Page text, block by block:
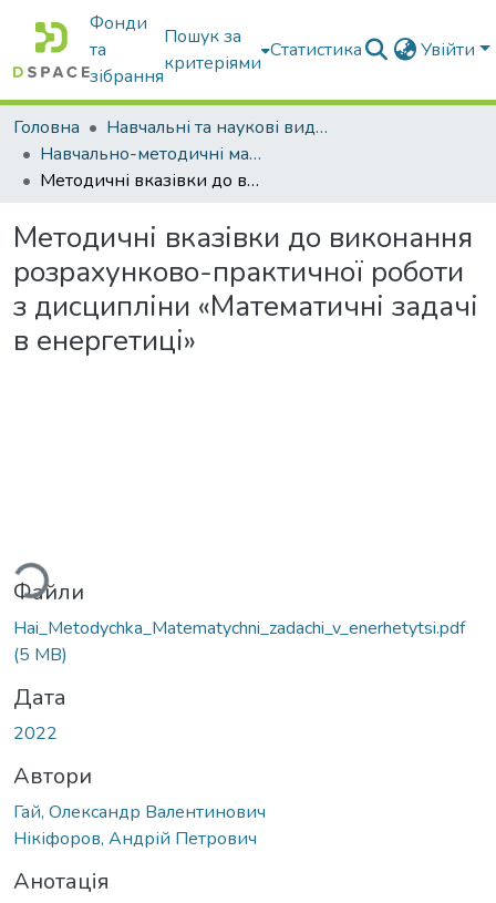
Фонди
та
зібрання
Пошук за
критеріями
Статистика Увійти
Головна
Навчальні та наукові видання
Навчально-методичні матеріали
Методичні вказівки до виконання розрахунково-практичної роботи з дисципліни «Математичні задачі в енергетиці»
Методичні вказівки до виконання
розрахунково-практичної роботи
з дисципліни «Математичні задачі
в енергетиці»
Файли
Hai_Metodychka_Matematychni_zadachi_v_enerhetytsi.pdf
(5 MB)
Дата
2022
Автори
Гай, Олександр Валентинович
Нікіфоров, Андрій Петрович
Анотація